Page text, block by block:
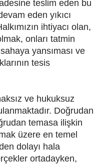
teslim eden bu
eden yıkıcı
ihtiyacı olan,
onları tatmin
yansıması ve
tesis
ve hukuksuz
Doğrudan
temasa ilişkin
üzere en temel
dolayı hala
ortadayken,